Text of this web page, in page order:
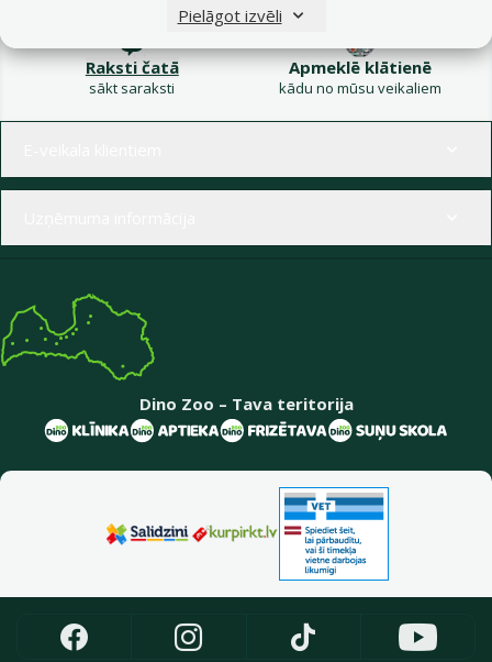
Pielāgot izvēli
Raksti čatā
sākt saraksti
Apmeklē klātienē
kādu no mūsu veikaliem
Dino Zoo – Tava teritorija